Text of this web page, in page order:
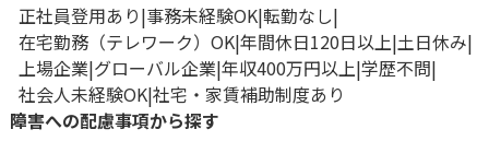
正社員登用あり 事務未経験OK 転勤なし
在宅勤務（テレワーク）OK 年間休日120日以上 土日休み
上場企業 グローバル企業 年収400万円以上 学歴不問
社会人未経験OK 社宅・家賃補助制度あり
障害への配慮事項から探す